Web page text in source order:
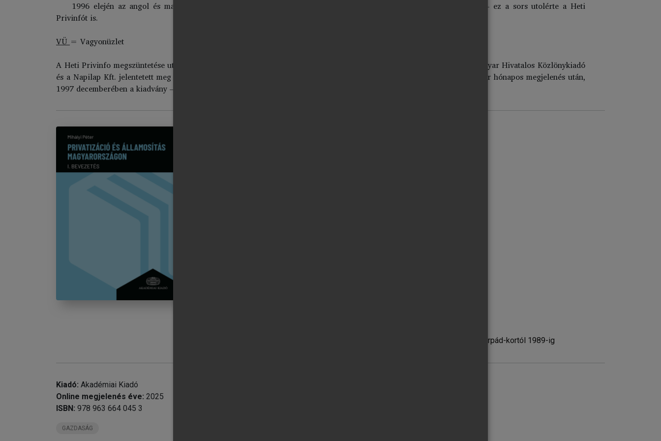
1996 elején az angol és magyar nyelvű „nagy” Privinfo megszűnt, majd egy évvel később – 1997 márciusában – ez a sors utolérte a Heti
Privinfót is.
VÜ = Vagyonüzlet
A Heti Privinfo megszüntetése után, 1997 márciusában indult az ÁPV Rt. új heti kiadványa, a Vagyonüzlet, melyet a Magyar Hivatalos Közlönykiadó
és a Napilap Kft. jelentetett meg a korábbi terjesztési formában, a Napi Gazdaság és a Világgazdaság
mellékleteként. Pár hónapos megjelenés után,
1997 decemberében a kiadvány – minden hivatalos indokolás nélkül – megszűnt. Újabb lap soha többet nem indult.
1. rész. Fejezetek az állami és a magántulajdon konfliktusainak történetéből az Árpád-kortól 1989-ig
Kiadó: Akadémiai Kiadó
Online megjelenés éve: 2025
ISBN: 978 963 664 045 3
GAZDASÁG